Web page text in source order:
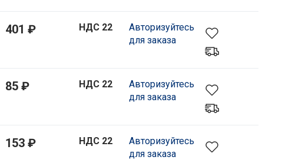
401 ₽ НДС 22
Авторизуйтесь
для заказа
85 ₽ НДС 22
Авторизуйтесь
для заказа
153 ₽ НДС 22
Авторизуйтесь
для заказа